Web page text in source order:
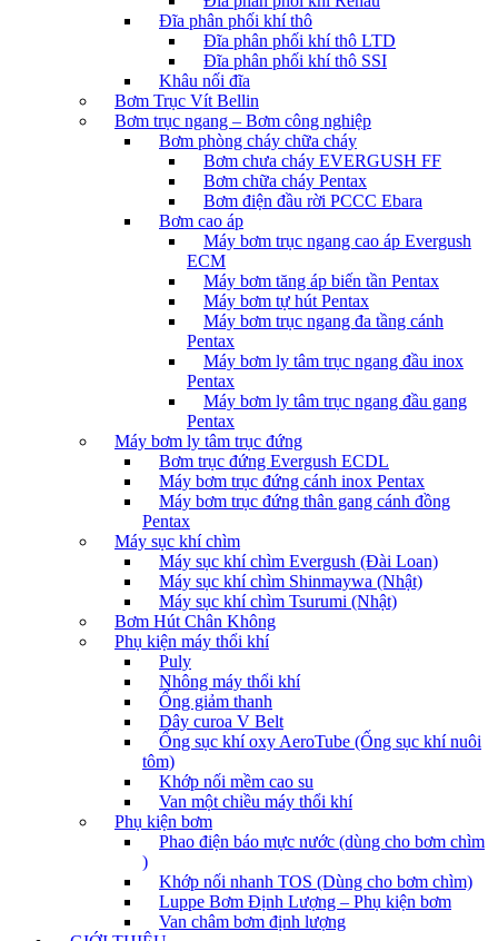
Đĩa phân phối khí thô
Đĩa phân phối khí thô LTD
Đĩa phân phối khí thô SSI
Khâu nối đĩa
Bơm Trục Vít Bellin
Bơm trục ngang – Bơm công nghiệp
Bơm phòng cháy chữa cháy
Bơm chưa cháy EVERGUSH FF
Bơm chữa cháy Pentax
Bơm điện đầu rời PCCC Ebara
Bơm cao áp
Máy bơm trục ngang cao áp Evergush
ECM
Máy bơm tăng áp biến tần Pentax
Máy bơm tự hút Pentax
Máy bơm trục ngang đa tầng cánh
Pentax
Máy bơm ly tâm trục ngang đầu inox
Pentax
Máy bơm ly tâm trục ngang đầu gang
Pentax
Máy bơm ly tâm trục đứng
Bơm trục đứng Evergush ECDL
Máy bơm trục đứng cánh inox Pentax
Máy bơm trục đứng thân gang cánh đồng
Pentax
Máy sục khí chìm
Máy sục khí chìm Evergush (Đài Loan)
Máy sục khí chìm Shinmaywa (Nhật)
Máy sục khí chìm Tsurumi (Nhật)
Bơm Hút Chân Không
Phụ kiện máy thổi khí
Puly
Nhông máy thổi khí
Ống giảm thanh
Dây curoa V Belt
Ống sục khí oxy AeroTube (Ống sục khí nuôi
tôm)
Khớp nối mềm cao su
Van một chiều máy thổi khí
Phụ kiện bơm
Phao điện báo mực nước (dùng cho bơm chìm
)
Khớp nối nhanh TOS (Dùng cho bơm chìm)
Luppe Bơm Định Lượng – Phụ kiện bơm
Van châm bơm định lượng